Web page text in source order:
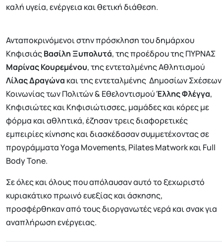
καλή υγεία, ενέργεια και θετική διάθεση.
Ανταποκρινόμενοι στην πρόσκληση του δημάρχου
ΚηφισιάςΒασίλη Ξυπολυτά, της προέδρου της ΠΥΡΝΑΣ
Μαρίνας Κουρεμένου, της εντεταλμένης Αθλητισμού
Λίλας Δραγώνα και της εντεταλμένης Δημοσίων Σχέσεων
Κοινωνίας των Πολιτών & ΕθελοντισμούΈλλης Φλέγγα,
Κηφισιώτες και Κηφισιώτισσες, μαμάδες και κόρες με
φόρμα και αθλητικά, έζησαν τρεις διαφορετικές
εμπειρίες κίνησης και διασκέδασαν συμμετέχοντας σε
προγράμματα Υoga Movements, Pilates Matwork και Full
Body Tone.
Σε όλες και όλους που απόλαυσαν αυτό το ξεχωριστό
κυριακάτικο πρωινό ευεξίας και άσκησης,
προσφέρθηκαν από τους διοργανωτές νερά και σνακ για
αναπλήρωση ενέργειας.